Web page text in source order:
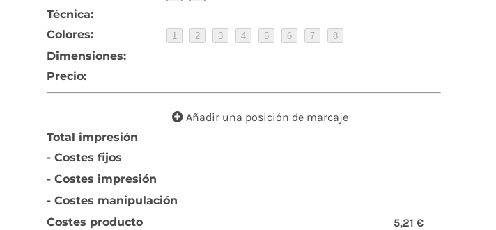
Técnica:
Colores:
1 2 3 4 5 6 7 8
Dimensiones:
Precio:
Añadir una posición de marcaje
Total impresión
- Costes fijos
- Costes impresión
- Costes manipulación
Costes producto
5,21 €